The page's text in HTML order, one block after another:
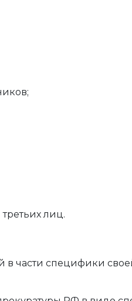
лиц.
части специфики